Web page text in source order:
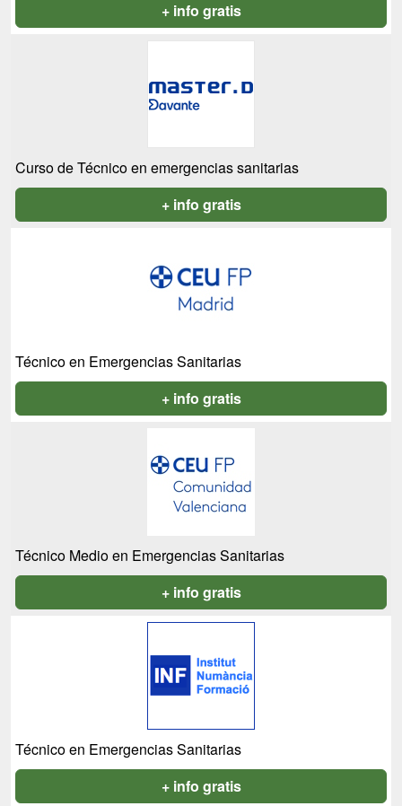
+ info gratis
Curso de Técnico en emergencias sanitarias
+ info gratis
Técnico en Emergencias Sanitarias
+ info gratis
Técnico Medio en Emergencias Sanitarias
+ info gratis
Técnico en Emergencias Sanitarias
+ info gratis